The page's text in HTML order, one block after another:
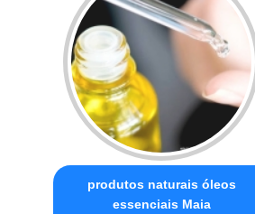
produtos naturais óleos
essenciais Maia